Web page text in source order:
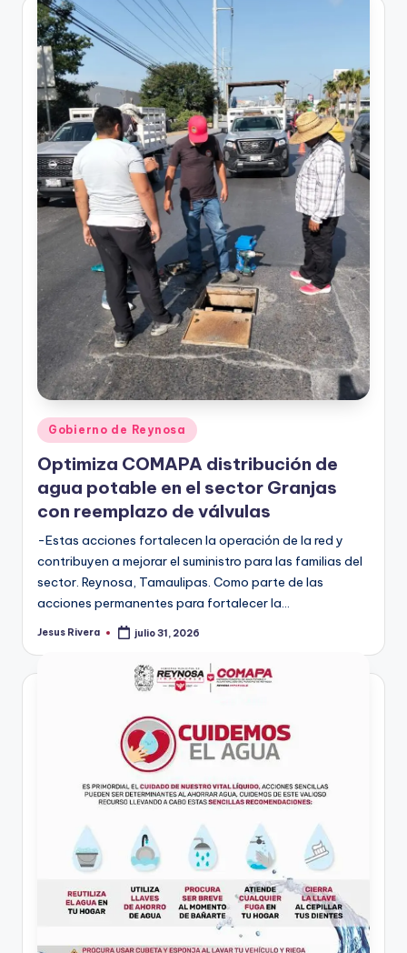
Publicado
en
Gobierno de Reynosa
Optimiza COMAPA distribución de
agua potable en el sector Granjas
con reemplazo de válvulas
-Estas acciones fortalecen la operación de la red y
contribuyen a mejorar el suministro para las familias del
sector. Reynosa, Tamaulipas. Como parte de las
acciones permanentes para fortalecer la…
Publicado
Jesus Rivera julio 31, 2026